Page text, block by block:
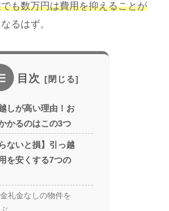
も数万円は費用を抑えることが
るはず。
目次
しが高い理由！お
かるのはこの3つ
らないと損】引っ越
を安くする7つの
礼金なしの物件を